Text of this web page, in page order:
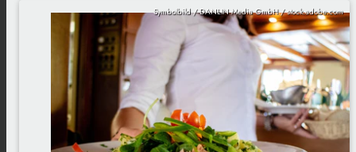
Symbolbild / DANLIN Media GmbH / stock.adobe.com